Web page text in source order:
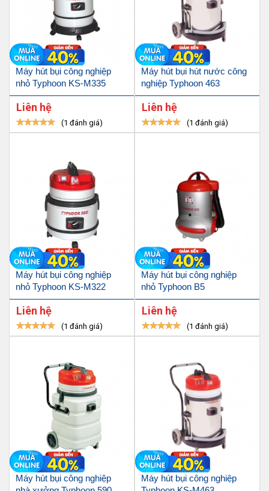
Máy hút bụi công nghiệp
nhỏ Typhoon KS-M335
Liên hệ
(1 đánh giá)
Máy hút bụi hút nước công
nghiệp Typhoon 463
Liên hệ
(1 đánh giá)
Máy hút bụi công nghiệp
nhỏ Typhoon KS-M322
Liên hệ
(1 đánh giá)
Máy hút bụi công nghiệp
nhỏ Typhoon B5
Liên hệ
(1 đánh giá)
Máy hút bụi công nghiệp
Máy hút bụi công nghiệp